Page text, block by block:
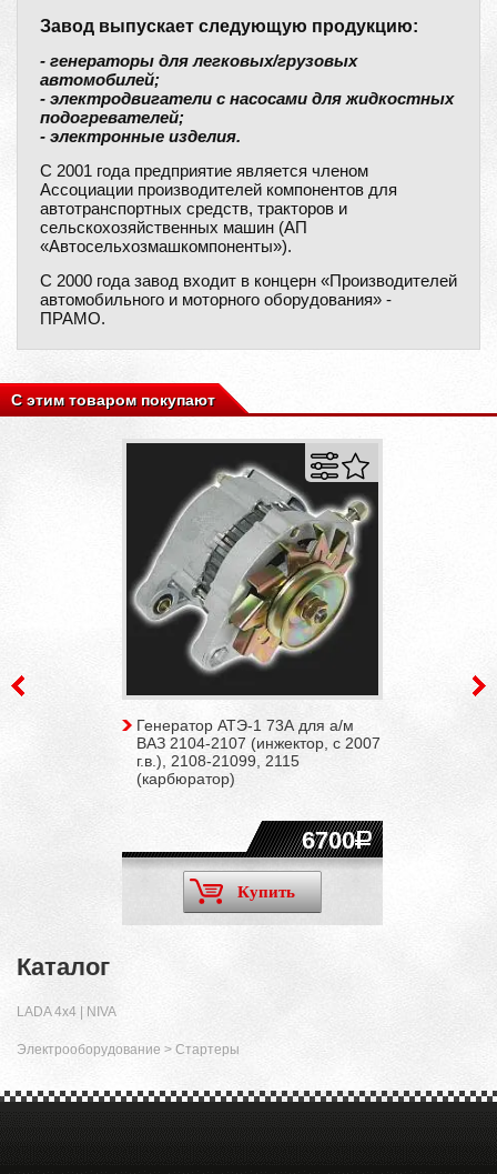
Завод выпускает следующую продукцию:
- генераторы для легковых/грузовых
автомобилей;
- электродвигатели с насосами для жидкостных
подогревателей;
- электронные изделия.
С 2001 года предприятие является членом
Ассоциации производителей компонентов для
автотранспортных средств, тракторов и
сельскохозяйственных машин (АП
«Автосельхозмашкомпоненты»).
С 2000 года завод входит в концерн «Производителей
автомобильного и моторного оборудования» -
ПРАМО.
С этим товаром покупают
Генератор АТЭ-1 73А для а/м
ВАЗ 2104-2107 (инжектор, c 2007
г.в.), 2108-21099, 2115
(карбюратор)
6700
Купить
Каталог
LADA 4x4 | NIVA
Электрооборудование > Стартеры